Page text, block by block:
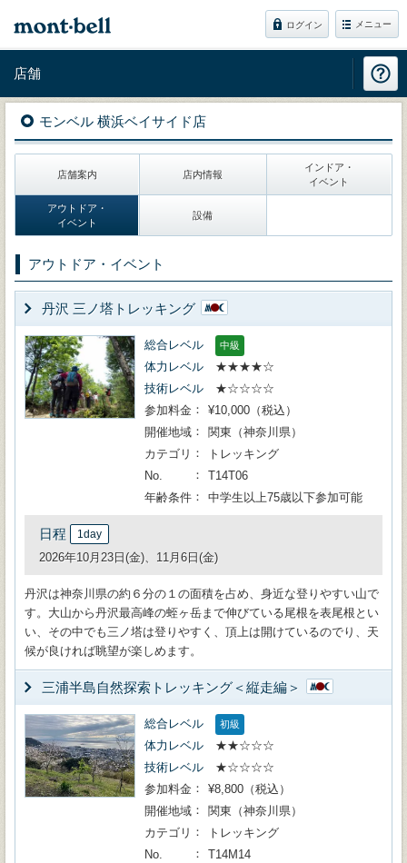
ログイン メニュー
店舗
モンベル 横浜ベイサイド店
店舗案内 店内情報
インドア・
イベント
アウトドア・
イベント
設備
アウトドア・イベント
丹沢 三ノ塔トレッキング
総合レベル 中級
体力レベル
★★★★☆
技術レベル
★☆☆☆☆
参加料金
¥10,000（税込）
開催地域
関東（神奈川県）
カテゴリ
トレッキング
No.
T14T06
年齢条件
中学生以上75歳以下参加可能
日程 1day
2026年10月23日(金)、11月6日(金)
丹沢は神奈川県の約６分の１の面積を占め、身近な登りやすい山で
す。大山から丹沢最高峰の蛭ヶ岳まで伸びている尾根を表尾根とい
い、その中でも三ノ塔は登りやすく、頂上は開けているのでり、天
候が良ければ眺望が楽しめます。
三浦半島自然探索トレッキング＜縦走編＞
総合レベル 初級
体力レベル
★★☆☆☆
技術レベル
★☆☆☆☆
参加料金
¥8,800（税込）
開催地域
関東（神奈川県）
カテゴリ
トレッキング
No.
T14M14